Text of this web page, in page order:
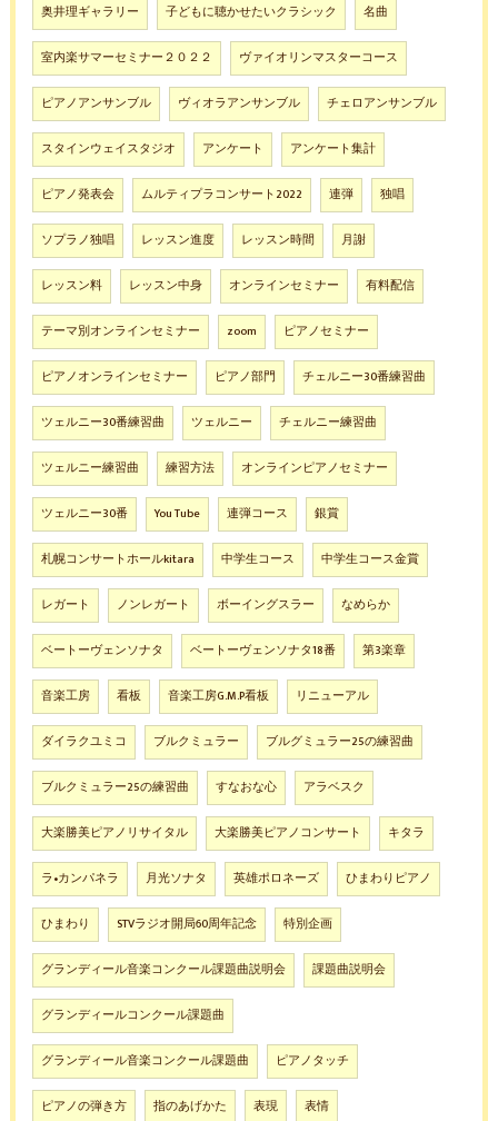
奥井理ギャラリー 子どもに聴かせたいクラシック 名曲
室内楽サマーセミナー２０２２ ヴァイオリンマスターコース
ピアノアンサンブル ヴィオラアンサンブル チェロアンサンブル
スタインウェイスタジオ アンケート アンケート集計
ピアノ発表会 ムルティプラコンサート2022 連弾 独唱
ソプラノ独唱 レッスン進度 レッスン時間 月謝
レッスン料 レッスン中身 オンラインセミナー 有料配信
テーマ別オンラインセミナー zoom ピアノセミナー
ピアノオンラインセミナー ピアノ部門 チェルニー30番練習曲
ツェルニー30番練習曲 ツェルニー チェルニー練習曲
ツェルニー練習曲 練習方法 オンラインピアノセミナー
ツェルニー30番 You Tube 連弾コース 銀賞
札幌コンサートホールkitara 中学生コース 中学生コース金賞
レガート ノンレガート ボーイングスラー なめらか
ベートーヴェンソナタ ベートーヴェンソナタ18番 第3楽章
音楽工房 看板 音楽工房G.M.P看板 リニューアル
ダイラクユミコ ブルクミュラー ブルグミュラー25の練習曲
ブルクミュラー25の練習曲 すなおな心 アラベスク
大楽勝美ピアノリサイタル 大楽勝美ピアノコンサート キタラ
ラ•カンパネラ 月光ソナタ 英雄ポロネーズ ひまわりピアノ
ひまわり STVラジオ開局60周年記念 特別企画
グランディール音楽コンクール課題曲説明会 課題曲説明会
グランディールコンクール課題曲
グランディール音楽コンクール課題曲 ピアノタッチ
ピアノの弾き方 指のあげかた 表現 表情